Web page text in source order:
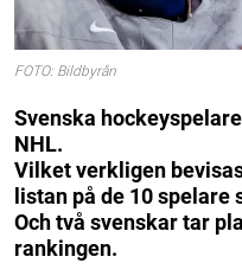
FOTO: Bildbyrån
Svenska
NHL.
Vilket verkligen
listan på de 10
Och två svenskar tar
rankingen.